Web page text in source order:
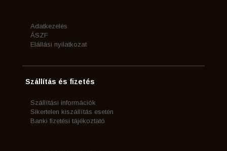
Adatkezelés
ÁSZF
Elállási nyilatkozat
Szállítás és fizetés
Szállítási információk
Sikertelen kiszállítás esetén
Banki fizetési tájékoztató